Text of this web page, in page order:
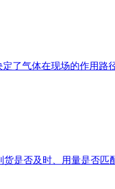
了气体在现场的作用路
是否及时、用量是否